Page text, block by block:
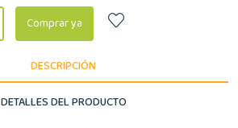
Comprar ya
DESCRIPCIÓN
DETALLES DEL PRODUCTO